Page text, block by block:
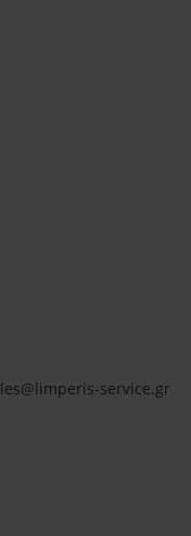
service.gr